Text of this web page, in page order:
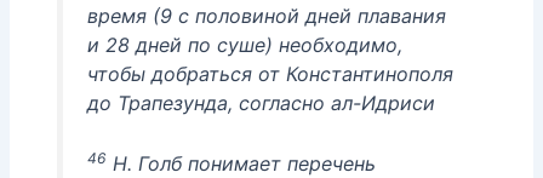
время (9 с половиной дней плавания
и 28 дней по суше) необходимо,
чтобы добраться от Константинополя
до Трапезунда, согласно ал-Идриси
46 Н. Голб понимает перечень